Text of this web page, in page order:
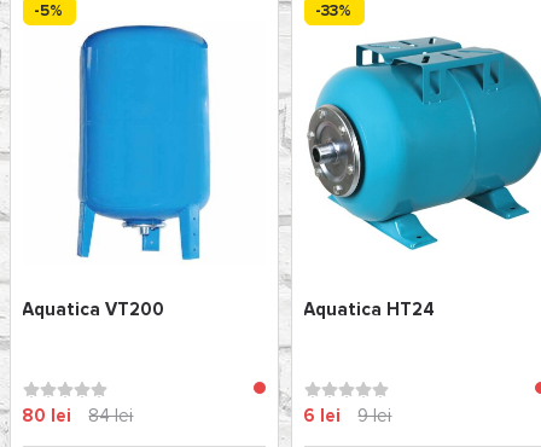
-5%
Aquatica VT200
80 lei 84 lei
-33%
Aquatica HT24
6 lei 9 lei